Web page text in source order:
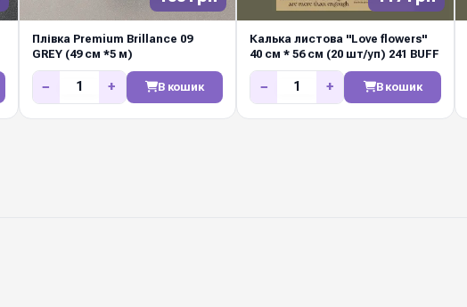
Плівка Premium Brillance 09
GREY (49 см *5 м)
− + В кошик
Калька листова "Love flowers"
40 см * 56 см (20 шт/уп) 241 BUFF
− + В кошик